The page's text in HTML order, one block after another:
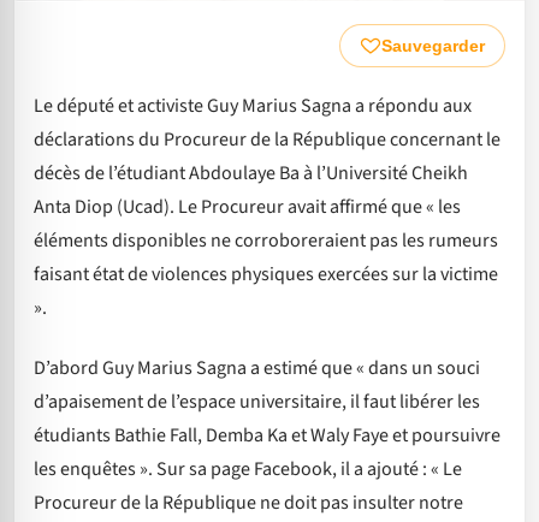
Sauvegarder
Le député et activiste Guy Marius Sagna a répondu aux
déclarations du Procureur de la République concernant le
décès de l’étudiant Abdoulaye Ba à l’Université Cheikh
Anta Diop (Ucad). Le Procureur avait affirmé que « les
éléments disponibles ne corroboreraient pas les rumeurs
faisant état de violences physiques exercées sur la victime
».
D’abord Guy Marius Sagna a estimé que « dans un souci
d’apaisement de l’espace universitaire, il faut libérer les
étudiants Bathie Fall, Demba Ka et Waly Faye et poursuivre
les enquêtes ». Sur sa page Facebook, il a ajouté : « Le
Procureur de la République ne doit pas insulter notre